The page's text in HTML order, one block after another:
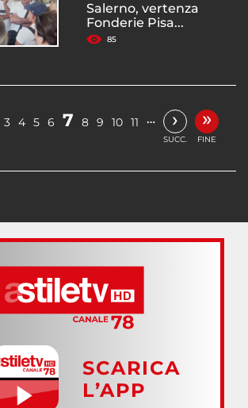
Salerno, vertenza
Fonderie Pisa...
85
3 4 5 6 7 8 9 10 11 … ›
SUCC.
»
FINE
SCARICA
L’APP